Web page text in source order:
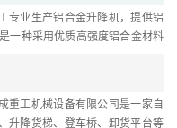
专业生产铝合金升降机，提供铝
一种采用优质高强度铝合金材料
重工机械设备有限公司是一家自
升降货梯、登车桥、卸货平台等